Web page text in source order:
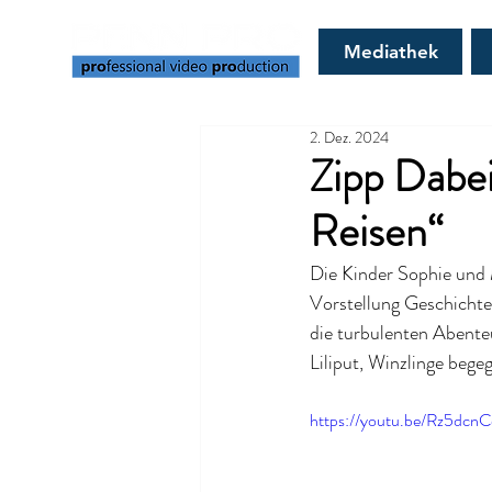
Mediathek
Zipp
Reisen“
2. Dez. 2024
Die Kinder Sophie
Vorstellung
die turbulenten
Liliput, Winzlinge
https://youtu.be/